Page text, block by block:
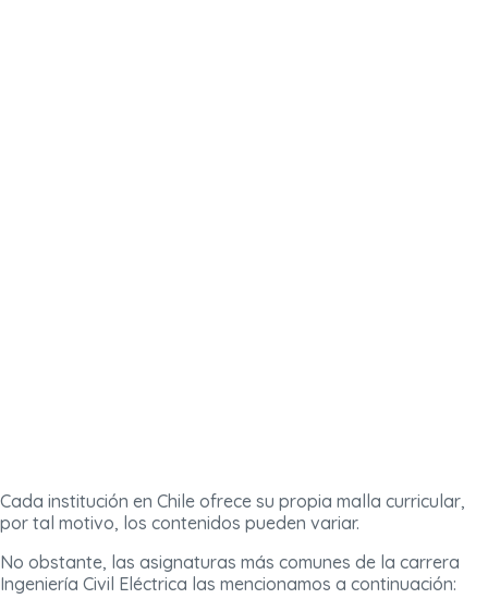
Cada institución en Chile ofrece su propia malla curricular,
por tal motivo, los contenidos pueden variar.
No obstante, las asignaturas más comunes de la carrera
Ingeniería Civil Eléctrica las mencionamos a continuación: